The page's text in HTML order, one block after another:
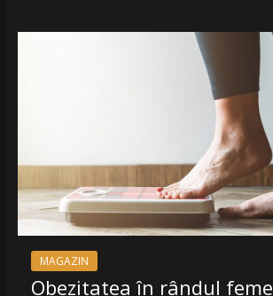
MAGAZIN
Obezitatea în rândul